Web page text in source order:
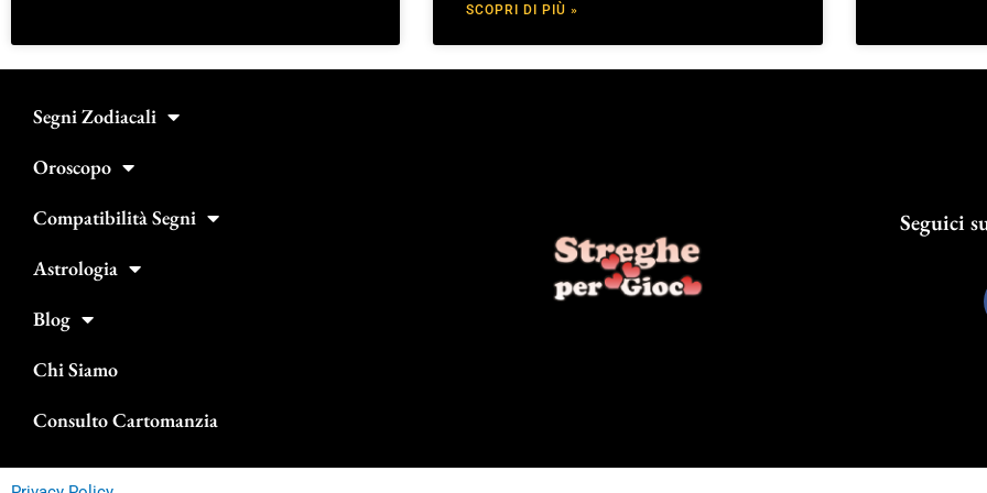
SCOPRI DI PIÙ »
Segni Zodiacali
Oroscopo
Compatibilità Segni
Astrologia
Blog
Chi Siamo
Consulto Cartomanzia
Seguici